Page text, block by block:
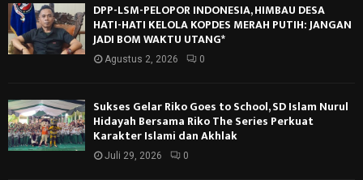
DPP-LSM-PELOPOR INDONESIA, HIMBAU DESA
HATI-HATI KELOLA KOPDES MERAH PUTIH: JANGAN
JADI BOM WAKTU UTANG*
Agustus 2, 2026 0
Sukses Gelar Riko Goes to School, SD Islam Nurul
Hidayah Bersama Riko The Series Perkuat
Karakter Islami dan Akhlak
Juli 29, 2026 0